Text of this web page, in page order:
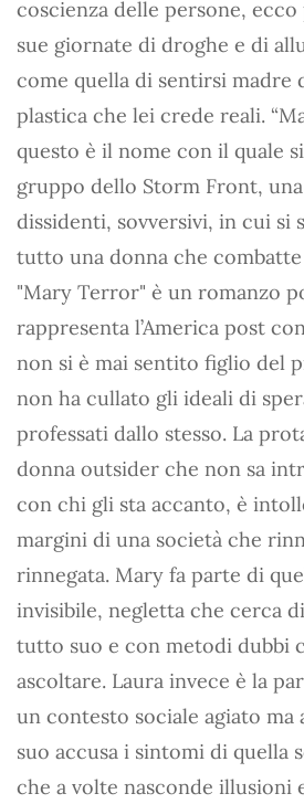
coscienza delle persone,
sue giornate di droghe e di
come quella di sentirsi madre
plastica che lei crede reali.
questo è il nome con il quale
gruppo dello Storm Front,
dissidenti, sovversivi, in cui si
tutto una donna che
"Mary Terror" è un romanzo
rappresenta l’America post
non si è mai sentito figlio del
non ha cullato gli ideali di
professati dallo stesso. La
donna outsider che non sa
con chi gli sta accanto, è
margini di una società che
rinnegata. Mary fa parte di
invisibile, negletta che cerca
tutto suo e con metodi dubbi
ascoltare. Laura invece è la
un contesto sociale agiato ma
suo accusa i sintomi di quella
che a volte nasconde illusioni